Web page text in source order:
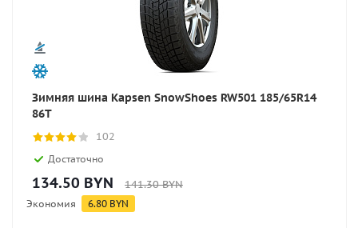
Зимняя шина Kapsen SnowShoes RW501 185/65R14
86T
102
Достаточно
134.50 BYN 141.30BYN
Экономия 6.80 BYN